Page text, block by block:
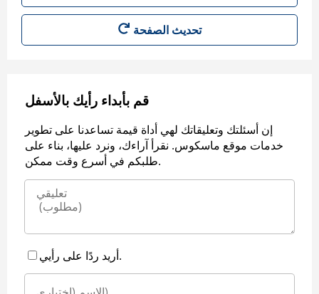
تحديث الصفحة
قم بأبداء رأيك بالأسفل
إن أسئلتك وتعليقاتك لهي أداة قيمة تساعدنا على تطوير
خدمات موقع ماسكوس. نقرأ آراءك، ونرد عليها، بناء على
طلبكم في أسرع وقت ممكن.
أريد ردًا على رأيي.